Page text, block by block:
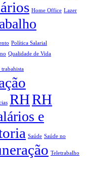
Home Office Lazer
Política Salarial
Qualidade de Vida
RHRH
e
Saúde Saúde no
Teletrabalho